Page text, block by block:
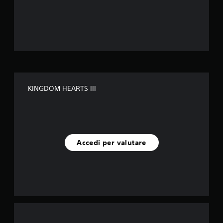
l
e
u
KINGDOM HEARTS III
Accedi per valutare